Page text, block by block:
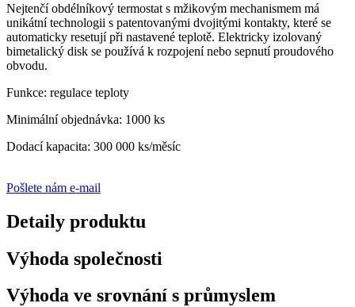
Nejtenčí obdélníkový termostat s mžikovým mechanismem má
unikátní technologii s patentovanými dvojitými kontakty, které se
automaticky resetují při nastavené teplotě. Elektricky izolovaný
bimetalický disk se používá k rozpojení nebo sepnutí proudového
obvodu.
Funkce: regulace teploty
Minimální objednávka: 1000 ks
Dodací kapacita: 300 000 ks/měsíc
Pošlete nám e-mail
Detaily produktu
Výhoda společnosti
Výhoda ve srovnání s průmyslem